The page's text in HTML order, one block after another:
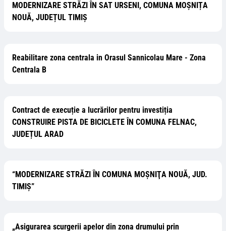
MODERNIZARE STRĂZI ÎN SAT URSENI, COMUNA MOȘNIȚA
NOUĂ, JUDEȚUL TIMIȘ
Reabilitare zona centrala in Orasul Sannicolau Mare - Zona
Centrala B
Contract de execuție a lucrărilor pentru investiția
CONSTRUIRE PISTA DE BICICLETE ÎN COMUNA FELNAC,
JUDEȚUL ARAD
“MODERNIZARE STRĂZI ȊN COMUNA MOŞNIŢA NOUĂ, JUD.
TIMIŞ”
„Asigurarea scurgerii apelor din zona drumului prin